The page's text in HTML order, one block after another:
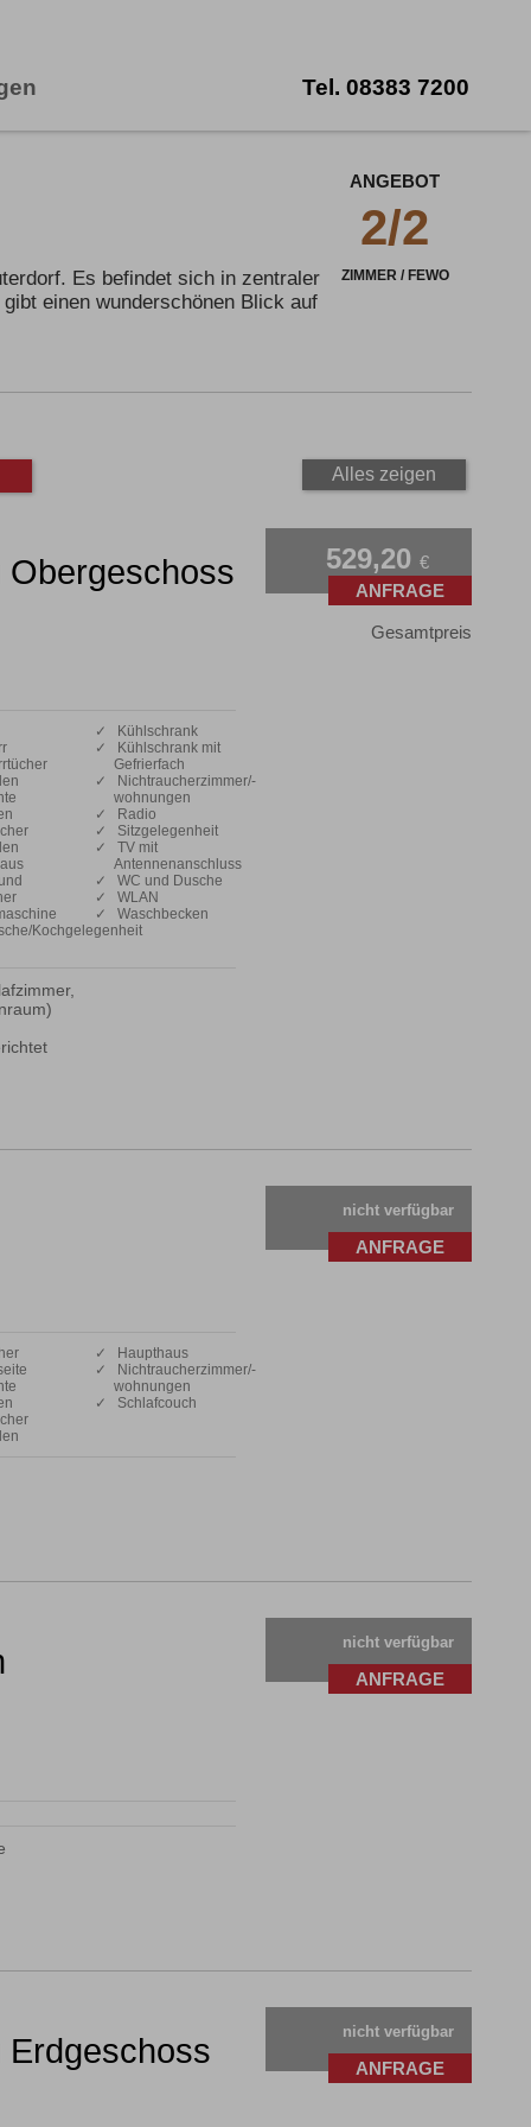
Tel. 08383 7200
Es befindet sich in zentraler
einen wunderschönen Blick auf
ANGEBOT
2/2
ZIMMER / FEWO
Alles zeigen
Obergeschoss
Kochgelegenheit
✓ Kühlschrank
✓ Kühlschrank mit
Gefrierfach
✓ Nichtraucherzimmer/-
wohnungen
✓ Radio
✓ Sitzgelegenheit
✓ TV mit
Antennenanschluss
✓ WC und Dusche
✓ WLAN
✓ Waschbecken
529,20 €
ANFRAGE
Gesamtpreis
✓ Haupthaus
✓ Nichtraucherzimmer/-
wohnungen
✓ Schlafcouch
nicht verfügbar
ANFRAGE
nicht verfügbar
ANFRAGE
Erdgeschoss
nicht verfügbar
ANFRAGE